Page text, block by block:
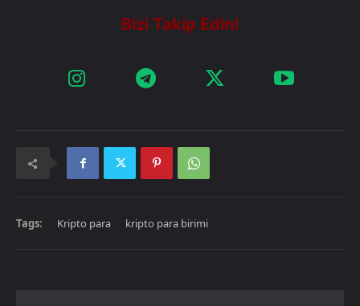
Tags: Kripto para kripto para birimi